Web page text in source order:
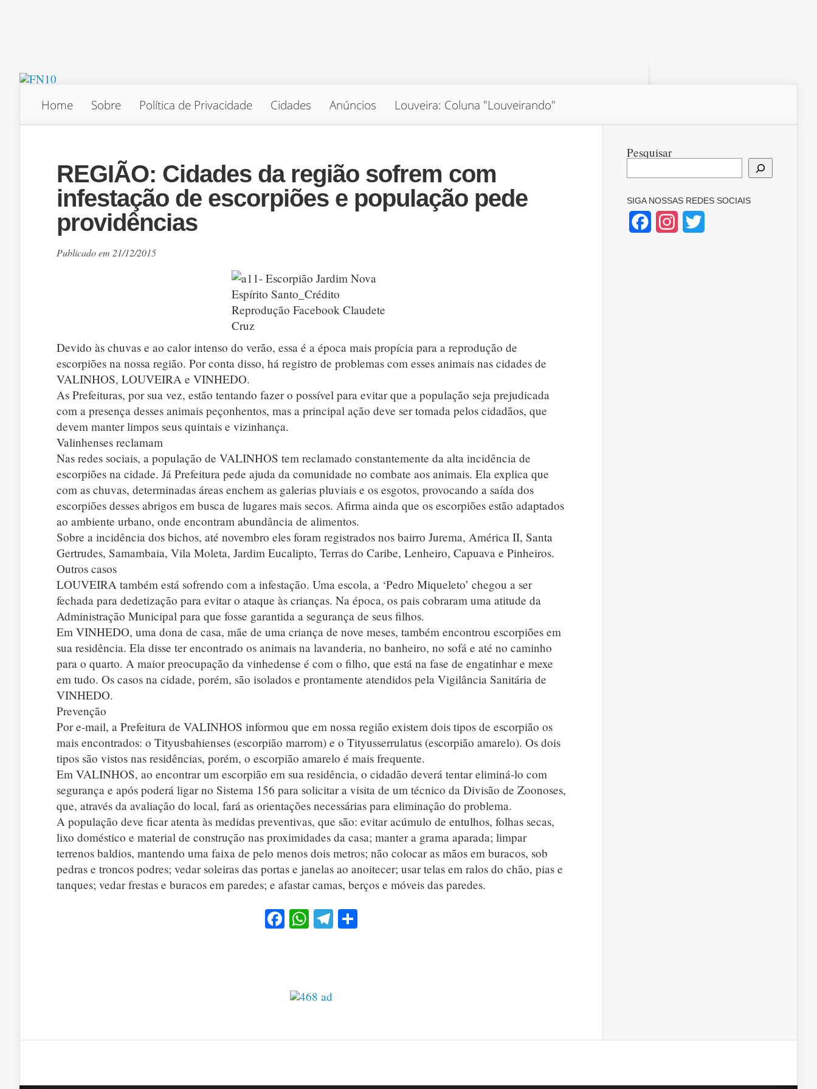
Home Sobre Política de Privacidade Cidades Anúncios Louveira: Coluna "Louveirando"
REGIÃO: Cidades da região sofrem com
infestação de escorpiões e população pede
providências
Publicado em 21/12/2015
Devido às chuvas e ao calor intenso do verão, essa é a época mais propícia para a reprodução de
escorpiões na nossa região. Por conta disso, há registro de problemas com esses animais nas cidades de
VALINHOS, LOUVEIRA e VINHEDO.
As Prefeituras, por sua vez, estão tentando fazer o possível para evitar que a população seja prejudicada
com a presença desses animais peçonhentos, mas a principal ação deve ser tomada pelos cidadãos, que
devem manter limpos seus quintais e vizinhança.
Valinhenses reclamam
Nas redes sociais, a população de VALINHOS tem reclamado constantemente da alta incidência de
escorpiões na cidade. Já Prefeitura pede ajuda da comunidade no combate aos animais. Ela explica que
com as chuvas, determinadas áreas enchem as galerias pluviais e os esgotos, provocando a saída dos
escorpiões desses abrigos em busca de lugares mais secos. Afirma ainda que os escorpiões estão adaptados
ao ambiente urbano, onde encontram abundância de alimentos.
Sobre a incidência dos bichos, até novembro eles foram registrados nos bairro Jurema, América II, Santa
Gertrudes, Samambaia, Vila Moleta, Jardim Eucalipto, Terras do Caribe, Lenheiro, Capuava e Pinheiros.
Outros casos
LOUVEIRA também está sofrendo com a infestação. Uma escola, a ‘Pedro Miqueleto’ chegou a ser
fechada para dedetização para evitar o ataque às crianças. Na época, os pais cobraram uma atitude da
Administração Municipal para que fosse garantida a segurança de seus filhos.
Em VINHEDO, uma dona de casa, mãe de uma criança de nove meses, também encontrou escorpiões em
sua residência. Ela disse ter encontrado os animais na lavanderia, no banheiro, no sofá e até no caminho
para o quarto. A maior preocupação da vinhedense é com o filho, que está na fase de engatinhar e mexe
em tudo. Os casos na cidade, porém, são isolados e prontamente atendidos pela Vigilância Sanitária de
VINHEDO.
Prevenção
Por e-mail, a Prefeitura de VALINHOS informou que em nossa região existem dois tipos de escorpião os
mais encontrados: o Tityusbahienses (escorpião marrom) e o Tityusserrulatus (escorpião amarelo). Os dois
tipos são vistos nas residências, porém, o escorpião amarelo é mais frequente.
Em VALINHOS, ao encontrar um escorpião em sua residência, o cidadão deverá tentar eliminá-lo com
segurança e após poderá ligar no Sistema 156 para solicitar a visita de um técnico da Divisão de Zoonoses,
que, através da avaliação do local, fará as orientações necessárias para eliminação do problema.
A população deve ficar atenta às medidas preventivas, que são: evitar acúmulo de entulhos, folhas secas,
lixo doméstico e material de construção nas proximidades da casa; manter a grama aparada; limpar
terrenos baldios, mantendo uma faixa de pelo menos dois metros; não colocar as mãos em buracos, sob
pedras e troncos podres; vedar soleiras das portas e janelas ao anoitecer; usar telas em ralos do chão, pias e
tanques; vedar frestas e buracos em paredes; e afastar camas, berços e móveis das paredes.
Facebook
WhatsApp
Telegram
Pesquisar
SIGA NOSSAS REDES SOCIAIS
FacebookInstagram